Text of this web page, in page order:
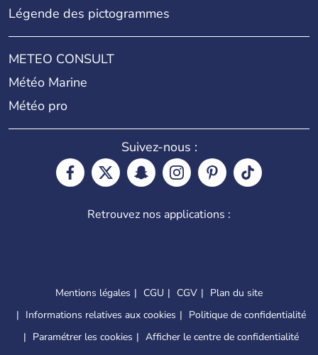
Légende des pictogrammes
METEO CONSULT
Météo Marine
Météo pro
Suivez-nous :
Retrouvez nos applications :
Mentions légales CGU CGV
Plan du site
Informations relatives aux cookies
Politique de confidentialité
Paramétrer les cookies
Afficher le centre de confidentialité